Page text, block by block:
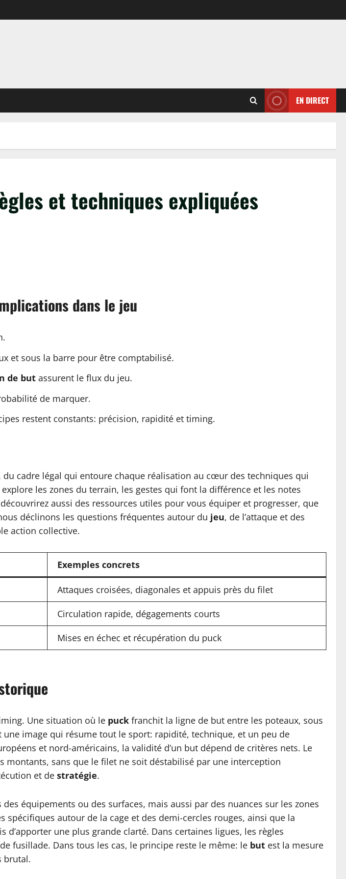
EN DIRECT
et techniques expliquées
dans le jeu
et sous la barre pour être comptabilisé.
de but assurent le flux du jeu.
de marquer.
restent constants: précision, rapidité et timing.
du cadre légal qui entoure chaque réalisation au cœur des techniques qui
les zones du terrain, les gestes qui font la différence et les notes
aussi des ressources utiles pour vous équiper et progresser, que
déclinons les questions fréquentes autour du jeu, de l’attaque et des
action collective.
Exemples concrets
Attaques croisées, diagonales et appuis près du filet
Circulation rapide, dégagements courts
Mises en échec et récupération du puck
Une situation où le puck franchit la ligne de but entre les poteaux, sous
image qui résume tout le sport: rapidité, technique, et un peu de
et nord-américains, la validité d’un but dépend de critères nets. Le
montants, sans que le filet ne soit déstabilisé par une interception
et de stratégie.
équipements ou des surfaces, mais aussi par des nuances sur les zones
autour de la cage et des demi-cercles rouges, ainsi que la
une plus grande clarté. Dans certaines ligues, les règles
fusillade. Dans tous les cas, le principe reste le même: le but est la mesure
brutal.